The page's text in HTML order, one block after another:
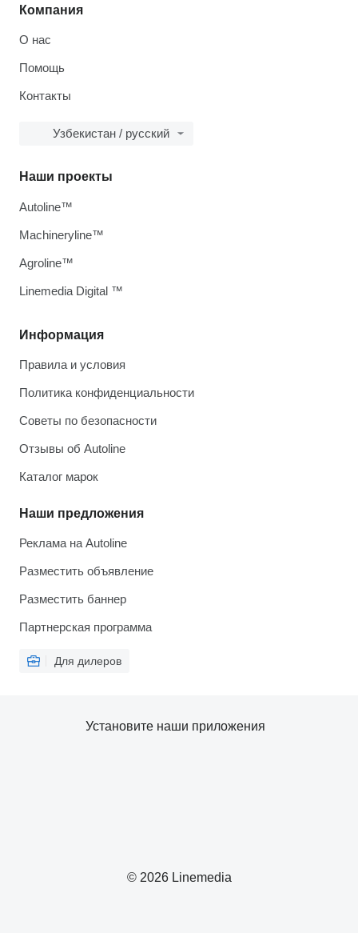
Компания
О нас
Помощь
Контакты
Узбекистан / русский
Информация
Правила и условия
Политика конфиденциальности
Советы по безопасности
Отзывы об Autoline
Каталог марок
Наши предложения
Реклама на Autoline
Разместить объявление
Разместить баннер
Партнерская программа
Для дилеров
Наши проекты
Autoline™
Machineryline™
Agroline™
Linemedia Digital ™
© 2026 Linemedia
Установите наши приложения